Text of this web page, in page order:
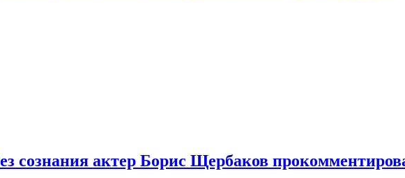
сознания актер Борис Щербаков